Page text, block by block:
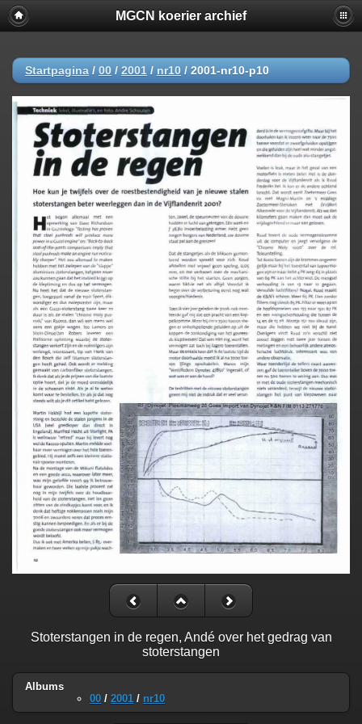
MGCN koerier archief
Startpagina / 00 / 2001 / nr10 / 2001-nr10-p10
Stoterstangen in de regen, Andé over het gedrag van
stoterstangen
Albums
00 / 2001 / nr10